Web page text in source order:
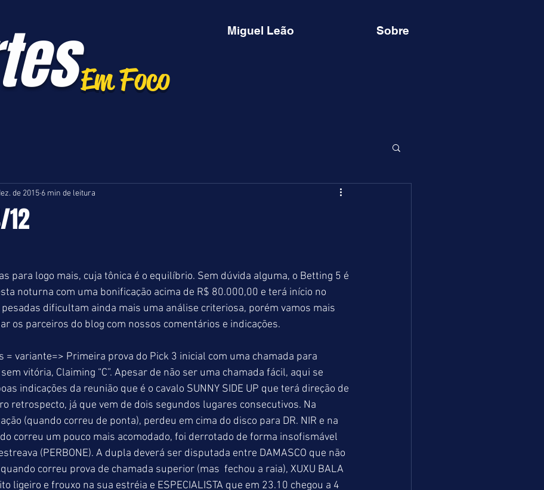
Em Foco
Miguel Leão Sobre
de 2015 6 min de leitura
para logo mais, cuja tônica é o equilíbrio. Sem dúvida alguma, o Betting 5 é
noturna com uma bonificação acima de R$ 80.000,00 e terá início no
dificultam ainda mais uma análise criteriosa, porém vamos mais
os parceiros do blog com nossos comentários e indicações.
= variante=> Primeira prova do Pick 3 inicial com uma chamada para
vitória, Claiming “C”. Apesar de não ser uma chamada fácil, aqui se
indicações da reunião que é o cavalo SUNNY SIDE UP que terá direção de
retrospecto, já que vem de dois segundos lugares consecutivos. Na
(quando correu de ponta), perdeu em cima do disco para DR. NIR e na
correu um pouco mais acomodado, foi derrotado de forma insofismável
(PERBONE). A dupla deverá ser disputada entre DAMASCO que não
correu prova de chamada superior (mas  fechou a raia), XUXU BALA
ligeiro e frouxo na sua estréia e ESPECIALISTA que em 23.10 chegou a 4